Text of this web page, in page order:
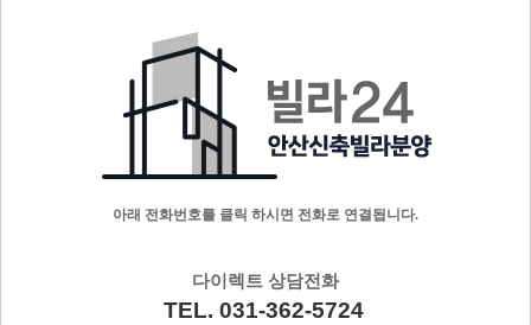
아래 전화번호를 클릭 하시면 전화로 연결됩니다.
다이렉트 상담전화
TEL. 031-362-5724